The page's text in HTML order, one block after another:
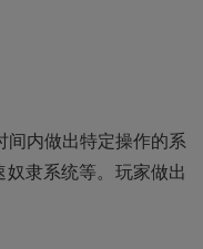
内做出特定操作的系
隶系统等。玩家做出